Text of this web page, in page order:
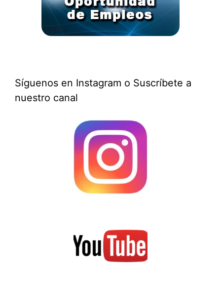
Síguenos en Instagram o Suscríbete a
nuestro canal